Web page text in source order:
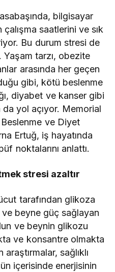
bilgisayar
çalışma saatlerini ve sık
Bu durum stresi de
tarzı, obezite
arasında her geçen
gibi, kötü beslenme
diyabet ve kanser gibi
da yol açıyor. Memorial
ve Diyet
Ertuğ, iş hayatında
noktalarını anlattı.
stresi azaltır
tarafından glikoza
beyne güç sağlayan
ve beynin glikozu
ve konsantre olmakta
sağlıklı
içerisinde enerjisinin